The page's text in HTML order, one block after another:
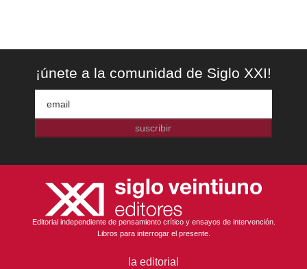
¡únete a la comunidad de Siglo XXI!
suscribir
Editorial independiente de pensamiento crítico y ensayos de intervención.
Libros para interrogar el presente.
la editorial